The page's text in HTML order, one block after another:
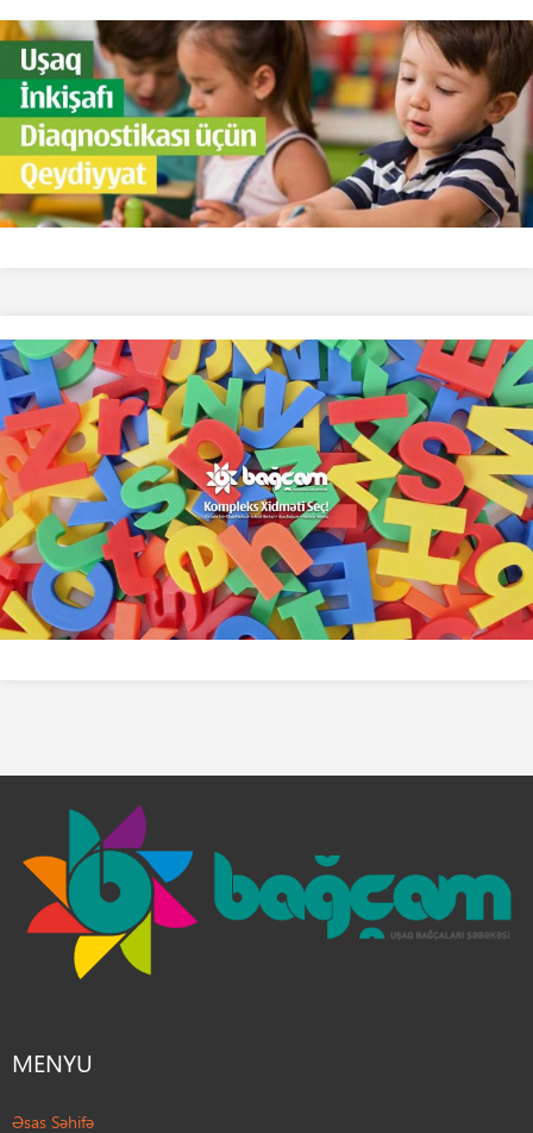
MENYU
Əsas Səhifə